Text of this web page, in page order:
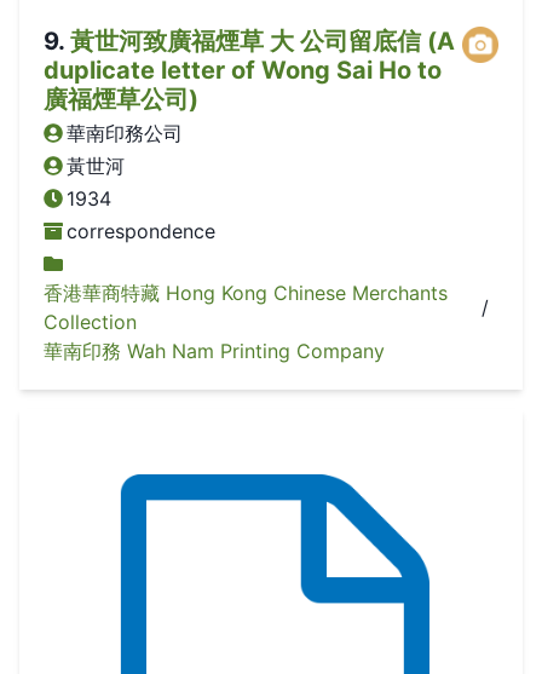
9. 黃世河致廣福煙草 大 公司留底信 (A
duplicate letter of Wong Sai Ho to
廣福煙草公司)
華南印務公司
黃世河
1934
correspondence
香港華商特藏 Hong Kong Chinese Merchants
Collection
/
華南印務 Wah Nam Printing Company